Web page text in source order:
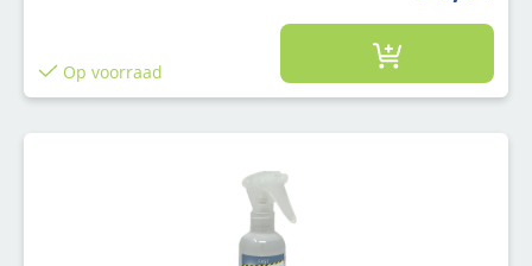
Op voorraad